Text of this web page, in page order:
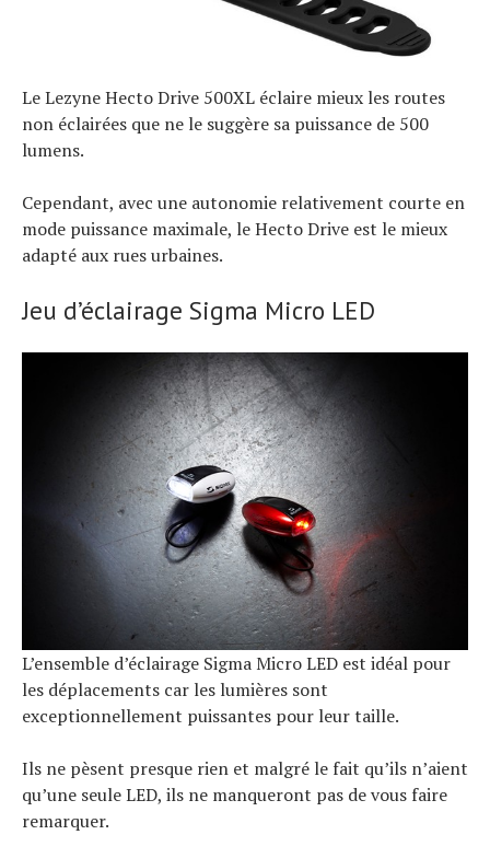
Le Lezyne Hecto Drive 500XL éclaire mieux les routes
non éclairées que ne le suggère sa puissance de 500
lumens.
Cependant, avec une autonomie relativement courte en
mode puissance maximale, le Hecto Drive est le mieux
adapté aux rues urbaines.
Jeu d’éclairage Sigma Micro LED
L’ensemble d’éclairage Sigma Micro LED est idéal pour
les déplacements car les lumières sont
exceptionnellement puissantes pour leur taille.
Ils ne pèsent presque rien et malgré le fait qu’ils n’aient
qu’une seule LED, ils ne manqueront pas de vous faire
remarquer.